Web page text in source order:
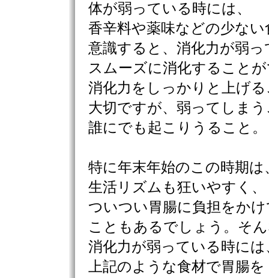
体が弱っている時には、
香辛料や薬味などの少ない
意識すると、消化力が弱
スムーズに消化すること
消化力をしっかりと上げ
大切ですが、弱ってしま
誰にでも起こりうること。
特に年末年始のこの時期は
生活リズムも狂いやすく、
ついつい胃腸に負担をか
こともあるでしょう。そ
消化力が弱っている時には
上記のような食材で胃腸を